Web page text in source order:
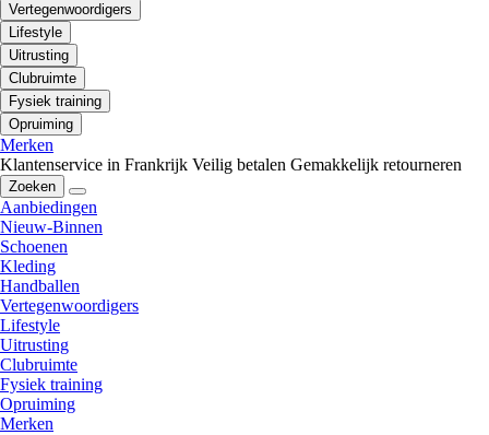
Vertegenwoordigers
Lifestyle
Uitrusting
Clubruimte
Fysiek training
Opruiming
Merken
Klantenservice in Frankrijk Veilig betalen Gemakkelijk retourneren
Zoeken
Aanbiedingen
Nieuw-Binnen
Schoenen
Kleding
Handballen
Vertegenwoordigers
Lifestyle
Uitrusting
Clubruimte
Fysiek training
Opruiming
Merken